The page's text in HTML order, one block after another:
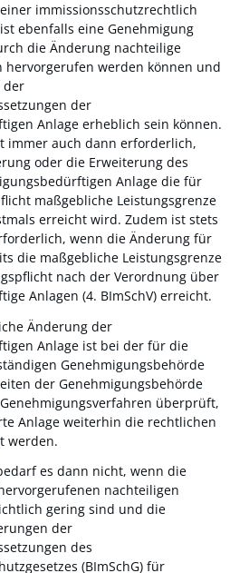
immissionsschutzrechtlich
ebenfalls eine Genehmigung
die Änderung nachteilige
hervorgerufen werden können und
der
der
Anlage erheblich sein können.
immer auch dann erforderlich,
oder die Erweiterung des
Anlage die für
maßgebliche Leistungsgrenze
erreicht wird. Zudem ist stets
wenn die Änderung für
die maßgebliche Leistungsgrenze
nach der Verordnung über
Anlagen (4. BImSchV) erreicht.
Änderung der
Anlage ist bei der für die
Genehmigungsbehörde
der Genehmigungsbehörde
überprüft,
Anlage weiterhin die rechtlichen
werden.
es dann nicht, wenn die
nachteiligen
gering sind und die
der
des
(BImSchG) für